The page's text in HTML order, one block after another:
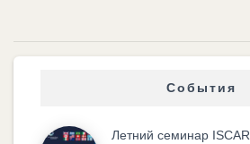
События
Летний семинар ISCAR